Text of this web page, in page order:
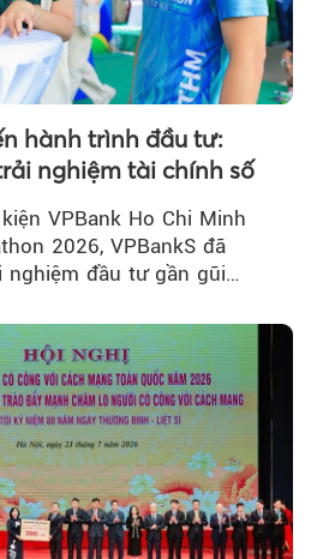
hành trình đầu tư:
nghiệm tài chính số
VPBank Ho Chi Minh
2026, VPBankS đã
nghiệm đầu tư gần gũi